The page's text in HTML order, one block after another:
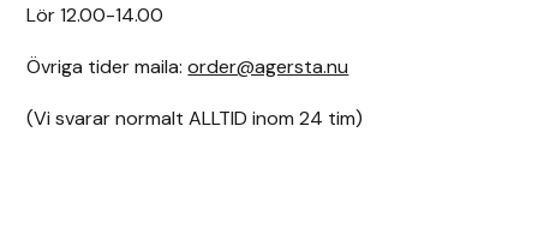
Lör 12.00-14.00
Övriga tider maila:order@agersta.nu
(Vi svarar normalt ALLTID inom 24 tim)